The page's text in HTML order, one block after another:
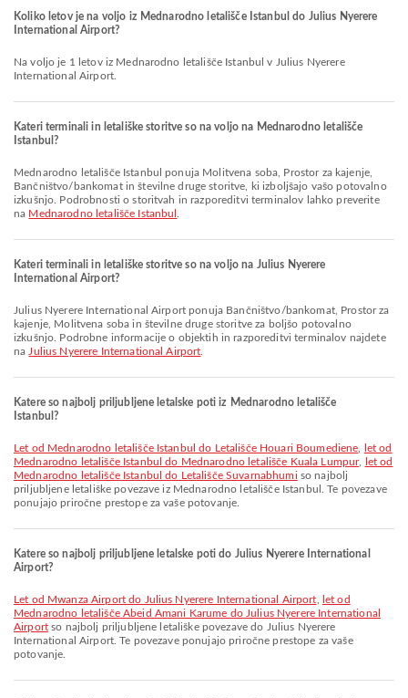
Koliko letov je na voljo iz Mednarodno letališče Istanbul do Julius Nyerere
International Airport?
Na voljo je 1 letov iz Mednarodno letališče Istanbul v Julius Nyerere
International Airport.
Kateri terminali in letališke storitve so na voljo na Mednarodno letališče
Istanbul?
Mednarodno letališče Istanbul ponuja Molitvena soba, Prostor za kajenje,
Bančništvo/bankomat in številne druge storitve, ki izboljšajo vašo potovalno
izkušnjo. Podrobnosti o storitvah in razporeditvi terminalov lahko preverite
na Mednarodno letališče Istanbul
Kateri terminali in letališke storitve so na voljo na Julius Nyerere
International Airport?
Julius Nyerere International Airport ponuja Bančništvo/bankomat, Prostor za
kajenje, Molitvena soba in številne druge storitve za boljšo potovalno
izkušnjo. Podrobne informacije o objektih in razporeditvi terminalov najdete
na Julius Nyerere International Airport
Katere so najbolj priljubljene letalske poti iz Mednarodno letališče
Istanbul?
let od Mednarodno letališče Istanbul do Letališče Houari Boumediene
let od
Mednarodno letališče Istanbul do Mednarodno letališče Kuala Lumpur,
let od
Mednarodno letališče Istanbul do Letališče Suvarnabhumi so najbolj
priljubljene letališke povezave iz Mednarodno letališče Istanbul. Te povezave
ponujajo priročne prestope za vaše potovanje.
Katere so najbolj priljubljene letalske poti do Julius Nyerere International
Airport?
let od Mwanza Airport do Julius Nyerere International Airport
let od
Mednarodno letališče Abeid Amani Karume do Julius Nyerere International
Airportso najbolj priljubljene letališke povezave do Julius Nyerere
International Airport. Te povezave ponujajo priročne prestope za vaše
potovanje.